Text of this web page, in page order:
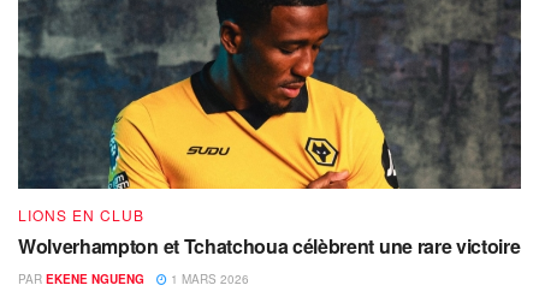
LIONS EN CLUB
Wolverhampton et Tchatchoua célèbrent une rare victoire
PAR EKENE NGUENG 1 MARS 2026